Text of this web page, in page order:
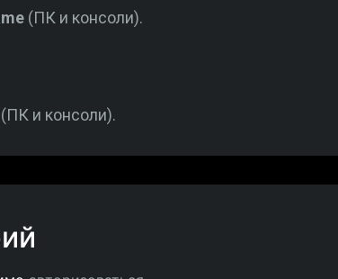
(ПК и консоли).
и консоли).